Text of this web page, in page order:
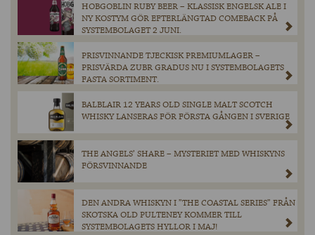
HOBGOBLIN RUBY BEER – KLASSISK ENGELSK ALE I
NY KOSTYM GÖR EFTERLÄNGTAD COMEBACK PÅ
SYSTEMBOLAGET 2 JUNI.
PRISVINNANDE TJECKISK PREMIUMLAGER –
PRISVÄRDA ZUBR GRADUS NU I SYSTEMBOLAGETS
FASTA SORTIMENT.
BALBLAIR 12 YEARS OLD SINGLE MALT SCOTCH
WHISKY LANSERAS FÖR FÖRSTA GÅNGEN I SVERIGE
THE ANGELS’ SHARE – MYSTERIET MED WHISKYNS
FÖRSVINNANDE
DEN ANDRA WHISKYN I ”THE COASTAL SERIES” FRÅN
SKOTSKA OLD PULTENEY KOMMER TILL
SYSTEMBOLAGETS HYLLOR I MAJ!